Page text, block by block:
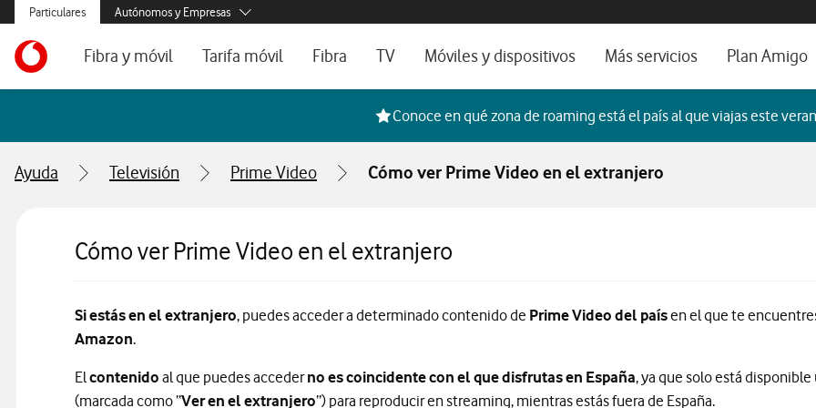
Menús secundarios. Enlace a particulares, empresas y autónomos, ayuda e idioma
Particulares
Menus de segmentación para empresas y autónomos
Autónomos y Empresas
Pymes
Ir a la pagina principal de vodafone.es
Fibra y móvil
Tarifas Fibra y Móvil
Tarifas Fibra y 2 Móvil
Configura tu tarifa
Tarifa móvil
Tarifas móvil prepago
Fibra
Tarifas de fibra
Internet portátil 5G
Consulta Cobertura
TV
Vodafone TV
Móviles y dispositivos
Imagen y Sonido
Ver todos
Más servicios
Alianza Vodafone e Iberdrola
Servicios avanzados
Plan Amigo
Conoce en qué zona de roaming está el país al que viajas este
Ayuda Televisión Prime Video Cómo ver Prime Video en el extranjero
Cómo ver Prime Video en el extranjero
Si estás en el extranjero, puedes acceder a determinado contenido de Prime Video del paísen el que te
Amazon.
Elcontenido al que puedes accederno es coincidente con el que disfrutas en España, ya que solo está disponible
(marcada como “Ver en el extranjero”) para reproducir en streaming, mientras estás fuera de España.